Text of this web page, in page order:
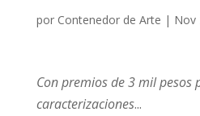
por Contenedor de Arte | Nov
Con premios de 3 mil pesos
caracterizaciones...